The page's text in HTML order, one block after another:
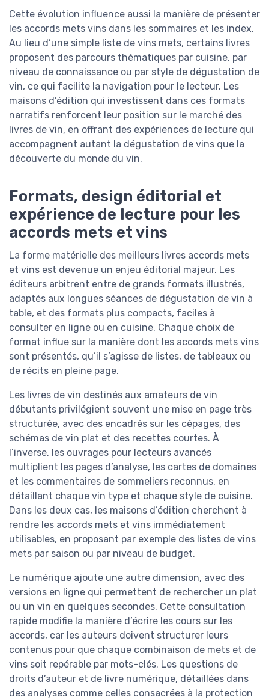
Cette évolution influence aussi la manière de présenter
les accords mets vins dans les sommaires et les index.
Au lieu d’une simple liste de vins mets, certains livres
proposent des parcours thématiques par cuisine, par
niveau de connaissance ou par style de dégustation de
vin, ce qui facilite la navigation pour le lecteur. Les
maisons d’édition qui investissent dans ces formats
narratifs renforcent leur position sur le marché des
livres de vin, en offrant des expériences de lecture qui
accompagnent autant la dégustation de vins que la
découverte du monde du vin.
Formats, design éditorial et
expérience de lecture pour les
accords mets et vins
La forme matérielle des meilleurs livres accords mets
et vins est devenue un enjeu éditorial majeur. Les
éditeurs arbitrent entre de grands formats illustrés,
adaptés aux longues séances de dégustation de vin à
table, et des formats plus compacts, faciles à
consulter en ligne ou en cuisine. Chaque choix de
format influe sur la manière dont les accords mets vins
sont présentés, qu’il s’agisse de listes, de tableaux ou
de récits en pleine page.
Les livres de vin destinés aux amateurs de vin
débutants privilégient souvent une mise en page très
structurée, avec des encadrés sur les cépages, des
schémas de vin plat et des recettes courtes. À
l’inverse, les ouvrages pour lecteurs avancés
multiplient les pages d’analyse, les cartes de domaines
et les commentaires de sommeliers reconnus, en
détaillant chaque vin type et chaque style de cuisine.
Dans les deux cas, les maisons d’édition cherchent à
rendre les accords mets et vins immédiatement
utilisables, en proposant par exemple des listes de vins
mets par saison ou par niveau de budget.
Le numérique ajoute une autre dimension, avec des
versions en ligne qui permettent de rechercher un plat
ou un vin en quelques secondes. Cette consultation
rapide modifie la manière d’écrire les cours sur les
accords, car les auteurs doivent structurer leurs
contenus pour que chaque combinaison de mets et de
vins soit repérable par mots-clés. Les questions de
droits d’auteur et de livre numérique, détaillées dans
des analyses comme celles consacrées à la protection